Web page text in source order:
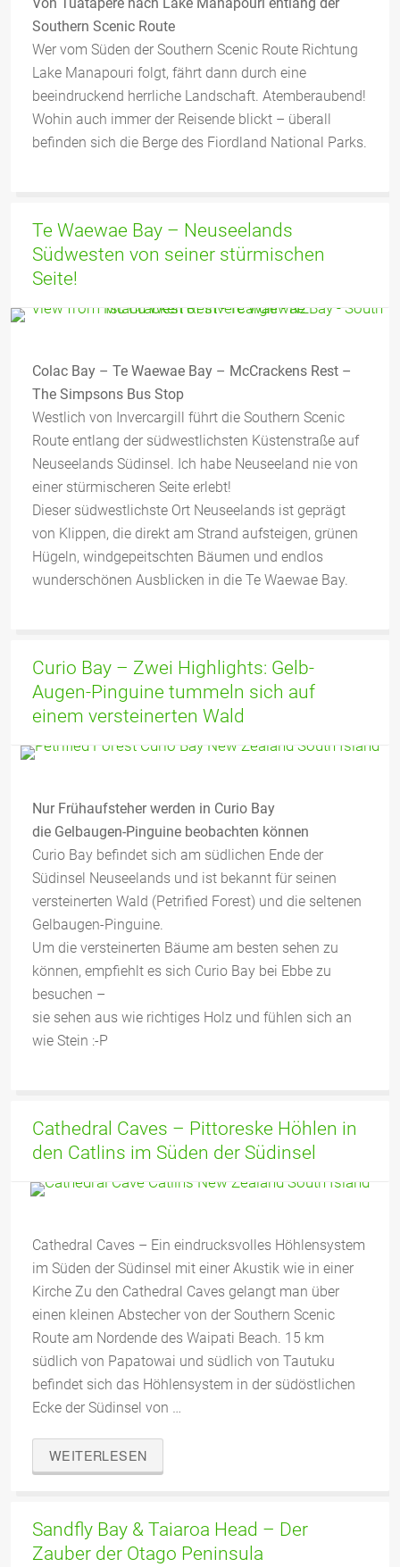
Southern Scenic Route
Wer vom Süden der Southern Scenic Route Richtung
Lake Manapouri folgt, fährt dann durch eine
beeindruckend herrliche Landschaft. Atemberaubend!
Wohin auch immer der Reisende blickt – überall
befinden sich die Berge des Fiordland National Parks.
Te Waewae Bay – Neuseelands
Südwesten von seiner stürmischen
Seite!
Colac Bay – Te Waewae Bay – McCrackens Rest –
The Simpsons Bus Stop
Westlich von Invercargill führt die Southern Scenic
Route entlang der südwestlichsten Küstenstraße auf
Neuseelands Südinsel. Ich habe Neuseeland nie von
einer stürmischeren Seite erlebt!
Dieser südwestlichste Ort Neuseelands ist geprägt
von Klippen, die direkt am Strand aufsteigen, grünen
Hügeln, windgepeitschten Bäumen und endlos
wunderschönen Ausblicken in die Te Waewae Bay.
Curio Bay – Zwei Highlights: Gelb-
Augen-Pinguine tummeln sich auf
einem versteinerten Wald
Nur Frühaufsteher werden in Curio Bay
die Gelbaugen-Pinguine beobachten können
Curio Bay befindet sich am südlichen Ende der
Südinsel Neuseelands und ist bekannt für seinen
versteinerten Wald (Petrified Forest) und die seltenen
Gelbaugen-Pinguine.
Um die versteinerten Bäume am besten sehen zu
können, empfiehlt es sich Curio Bay bei Ebbe zu
besuchen –
sie sehen aus wie richtiges Holz und fühlen sich an
wie Stein :-P
Cathedral Caves – Pittoreske Höhlen in
den Catlins im Süden der Südinsel
Cathedral Caves – Ein eindrucksvolles Höhlensystem
im Süden der Südinsel mit einer Akustik wie in einer
Kirche Zu den Cathedral Caves gelangt man über
einen kleinen Abstecher von der Southern Scenic
Route am Nordende des Waipati Beach. 15 km
südlich von Papatowai und südlich von Tautuku
befindet sich das Höhlensystem in der südöstlichen
Ecke der Südinsel von …
WEITERLESEN
Sandfly Bay & Taiaroa Head – Der
Zauber der Otago Peninsula